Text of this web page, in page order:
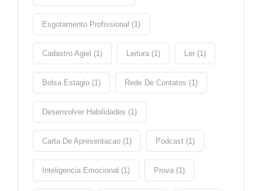
Esgotamento Profissional (1)
Cadastro Agiel (1) Leitura (1) Ler (1)
Bolsa Estagio (1) Rede De Contatos (1)
Desenvolver Habilidades (1)
Carta De Apresentacao (1) Podcast (1)
Inteligencia Emocional (1) Prova (1)